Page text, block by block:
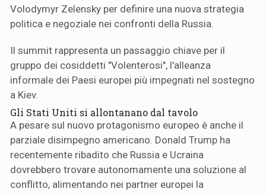
Volodymyr Zelensky per definire una nuova strategia
politica e negoziale nei confronti della Russia.
Il summit rappresenta un passaggio chiave per il
gruppo dei cosiddetti "Volenterosi", l'alleanza
informale dei Paesi europei più impegnati nel sostegno
a Kiev.
Gli Stati Uniti si allontanano dal tavolo
A pesare sul nuovo protagonismo europeo è anche il
parziale disimpegno americano. Donald Trump ha
recentemente ribadito che Russia e Ucraina
dovrebbero trovare autonomamente una soluzione al
conflitto, alimentando nei partner europei la